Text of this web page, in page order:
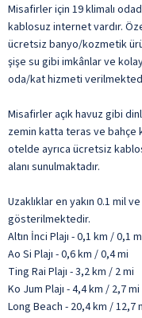
Misafirler için 19 klimalı
kablosuz internet vardır.
ücretsiz banyo/kozmetik
şişe su gibi imkânlar ve
oda/kat hizmeti
Misafirler açık havuz gibi
zemin katta teras ve bahçe
otelde ayrıca ücretsiz
alanı sunulmaktadır.
Uzaklıklar en yakın 0.1 mil
gösterilmektedir.
Altın İnci Plajı - 0,1 km / 0,1
Ao Si Plajı - 0,6 km / 0,4 mi
Ting Rai Plajı - 3,2 km / 2 mi
Ko Jum Plajı - 4,4 km / 2,7 mi
Long Beach - 20,4 km / 12,7